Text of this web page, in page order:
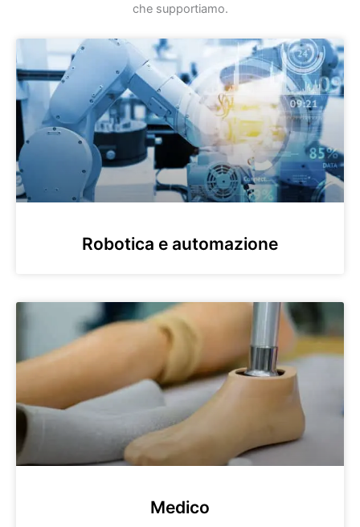
che supportiamo.
Robotica e automazione
Medico